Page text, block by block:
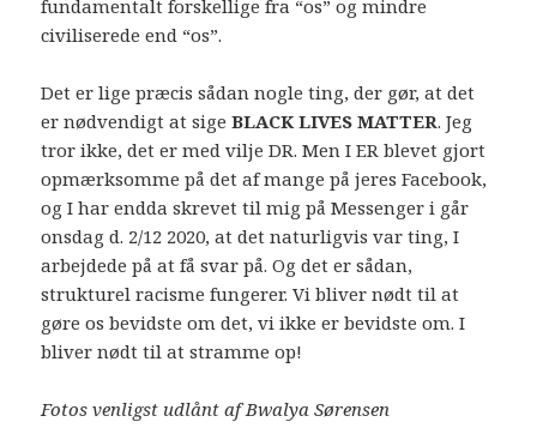
fundamentalt forskellige fra “os” og mindre
civiliserede end “os”.
Det er lige præcis sådan nogle ting, der gør, at det
er nødvendigt at sigeBLACK LIVES MATTER. Jeg
tror ikke, det er med vilje DR. Men I ER blevet gjort
opmærksomme på det af mange på jeres Facebook,
og I har endda skrevet til mig på Messenger i går
onsdag d. 2/12 2020, at det naturligvis var ting, I
arbejdede på at få svar på. Og det er sådan,
strukturel racisme fungerer. Vi bliver nødt til at
gøre os bevidste om det, vi ikke er bevidste om. I
bliver nødt til at stramme op!
Fotos venligst udlånt af Bwalya Sørensen